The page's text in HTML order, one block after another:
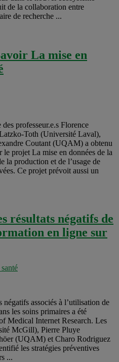
de la collaboration entre
de recherche ...
La mise en
professeur.e.s Florence
Toth (Université Laval),
Coutant (UQAM) a obtenu
projet La mise en données de la
la production et de l’usage de
Ce projet prévoit aussi un
résultats négatifs de
en ligne sur
associés à l’utilisation de
les soins primaires a été
Medical Internet Research. Les
McGill), Pierre Pluye
(UQAM) et Charo Rodriguez
les stratégies préventives
...